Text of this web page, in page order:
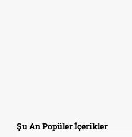
Şu An Popüler İçerikler